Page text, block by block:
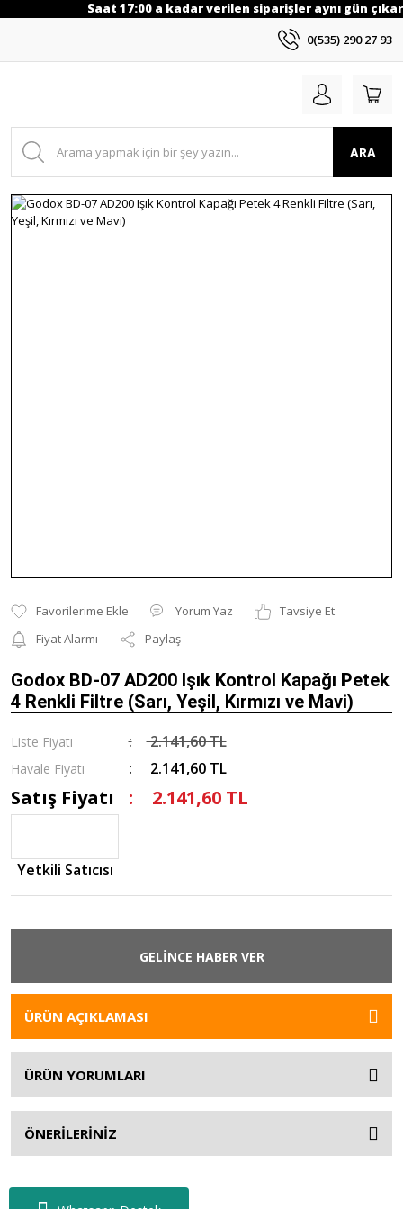
Saat 17:00 a kadar verilen siparişler aynı gün
0(535) 290 27 93
ARA
Yorum Yaz
Tavsiye Et
Fiyat Alarmı
Paylaş
Godox BD-07 AD200 Işık Kontrol Kapağı Petek
4 Renkli Filtre (Sarı, Yeşil, Kırmızı ve Mavi)
Liste Fiyatı 2.141,60 TL
Havale Fiyatı 2.141,60 TL
Satış Fiyatı 2.141,60 TL
Yetkili Satıcısı
GELİNCE HABER VER
ÜRÜN AÇIKLAMASI
ÜRÜN YORUMLARI
ÖNERİLERİNİZ